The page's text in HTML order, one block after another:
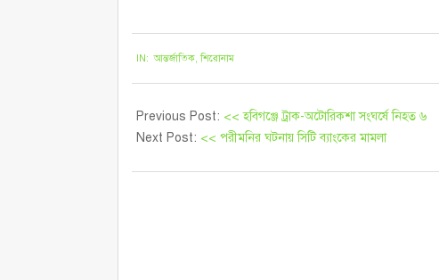
IN: আন্তর্জাতিক,শিরোনাম
Previous Post: << হবিগঞ্জে ট্রাক-অটোরিকশা সংঘর্ষে নিহত ৬
Next Post: << পরীমনির ঘটনায় সিটি ব্যাংকের মামলা